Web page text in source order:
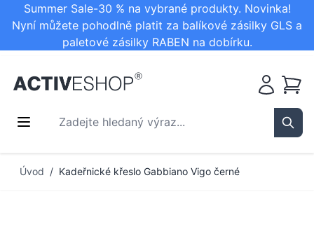
Summer Sale-30 % na vybrané produkty. Novinka!
Nyní můžete pohodlně platit za balíkové zásilky GLS a
paletové zásilky RABEN na dobírku.
Zadejte hledaný výraz...
Košík
Úvod / Kadeřnické křeslo Gabbiano Vigo černé